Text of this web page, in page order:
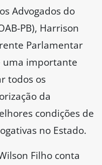
Advogados do
PB), Harrison
Parlamentar
uma importante
todos os
da
condições de
no Estado.
Filho conta